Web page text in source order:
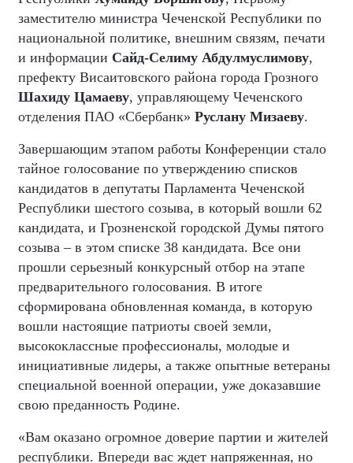
заместителю министра Чеченской Республики по
национальной политике, внешним связям, печати
и информации Сайд-Селиму Абдулмуслимову,
префекту Висаитовского района города Грозного
Шахиду Цамаеву, управляющему Чеченского
отделения ПАО «Сбербанк» Руслану Мизаеву.
Завершающим этапом работы Конференции стало
тайное голосование по утверждению списков
кандидатов в депутаты Парламента Чеченской
Республики шестого созыва, в который вошли 62
кандидата, и Грозненской городской Думы пятого
созыва – в этом списке 38 кандидата. Все они
прошли серьезный конкурсный отбор на этапе
предварительного голосования. В итоге
сформирована обновленная команда, в которую
вошли настоящие патриоты своей земли,
высококлассные профессионалы, молодые и
инициативные лидеры, а также опытные ветераны
специальной военной операции, уже доказавшие
свою преданность Родине.
«Вам оказано огромное доверие партии и жителей
республики. Впереди вас ждет напряженная, но